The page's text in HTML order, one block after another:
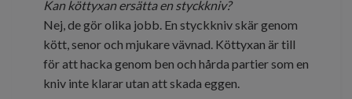
Kan köttyxan ersätta en styckkniv?
Nej, de gör olika jobb. En styckkniv skär genom
kött, senor och mjukare vävnad. Köttyxan är till
för att hacka genom ben och hårda partier som en
kniv inte klarar utan att skada eggen.